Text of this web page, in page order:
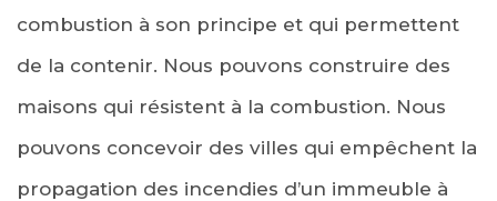
combustion à son principe et qui permettent
de la contenir. Nous pouvons construire des
maisons qui résistent à la combustion. Nous
pouvons concevoir des villes qui empêchent la
propagation des incendies d’un immeuble à